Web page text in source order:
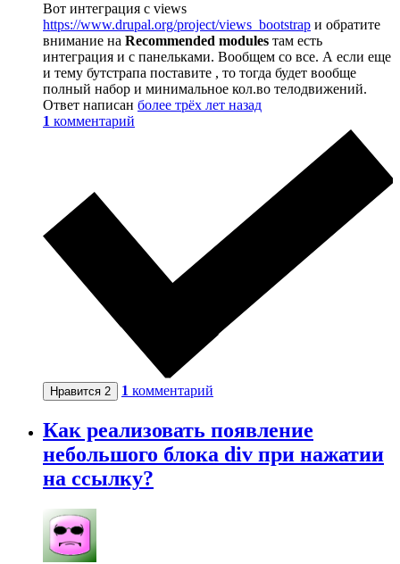
Вот интеграция с views
https://www.drupal.org/project/views_bootstrap и обратите
внимание на Recommended modules там есть
интеграция и с панельками. Вообщем со все. А если еще
и тему бутстрапа поставите , то тогда будет вообще
полный набор и минимальное кол.во телодвижений.
Ответ написан более трёх лет назад
1 комментарий
Нравится 2 1 комментарий
Как реализовать появление
небольшого блока div при нажатии
на ссылку?